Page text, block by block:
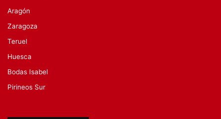
Aragón
Zaragoza
Teruel
Huesca
Bodas Isabel
Pirineos Sur